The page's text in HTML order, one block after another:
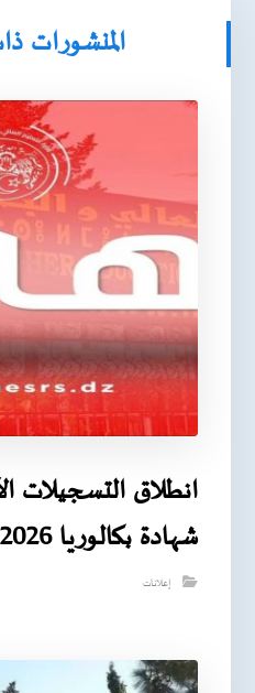
المنشورات
انطلاق التسجيلات
شهادة بكالوريا 2026
إعلانات